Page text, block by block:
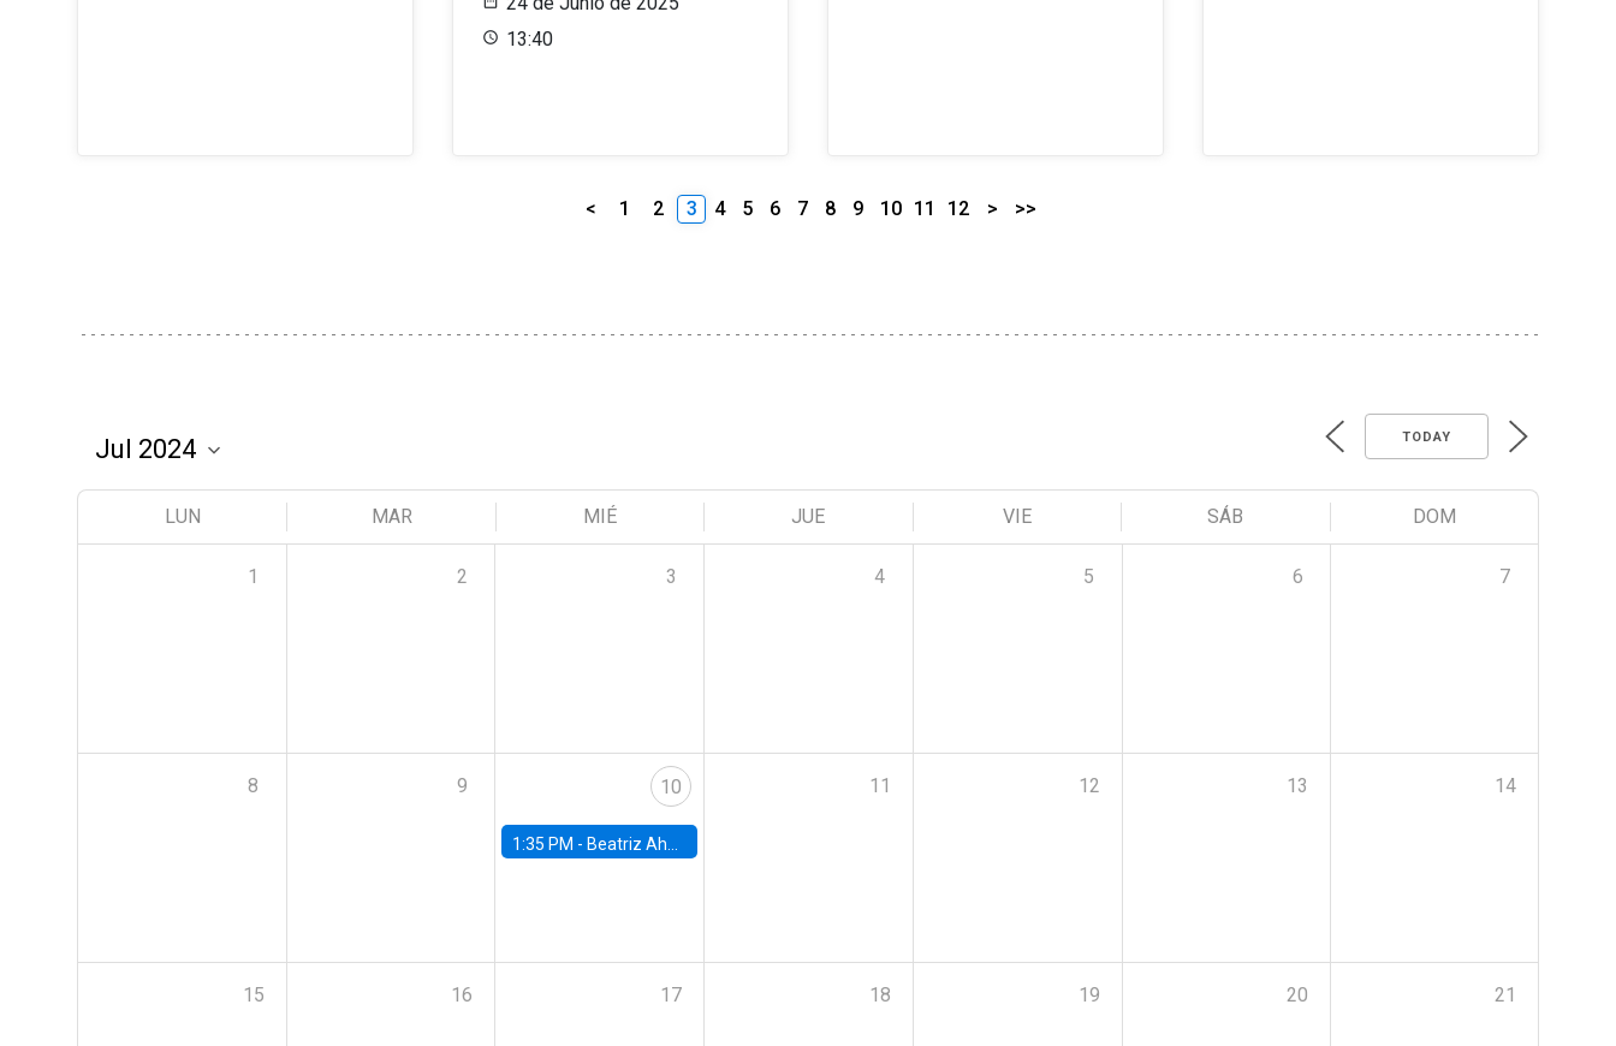
13:40
< 1 2 3 4 5 6 7 8 9 10 11 12 > >>
TODAY
LUN MAR MIÉ JUE VIE SÁB DOM
1 2 3 4 5 6 7
8 9 10
1:35 PM - Beatriz Ahumada, PhD candidate, Universidad de Pittsburgh
11 12 13 14
15 16 17 18 19 20 21